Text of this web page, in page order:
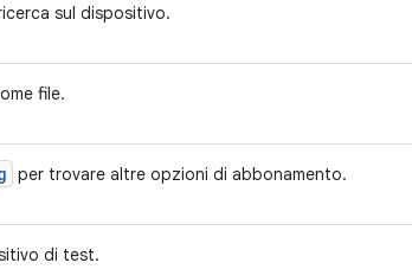
sul dispositivo.
file.
per trovare altre opzioni di abbonamento.
di test.